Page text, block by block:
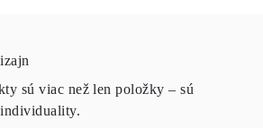
dopravy, nákladoch a dodacej lehote
otázkach o doručení
sú viac než len položky – sú